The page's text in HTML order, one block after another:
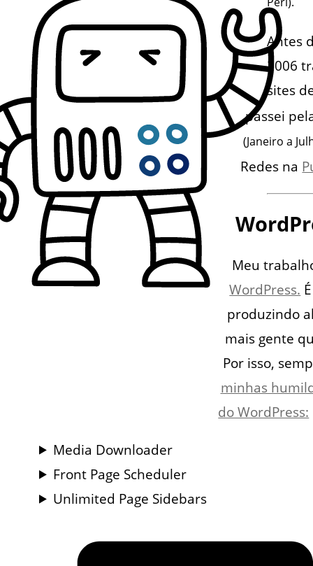
Antes
2006
sites
passei
(Janeiro a
Redes na
Meu
WordPress.
produzindo
mais gente
Por isso,
minhas
do WordPress:
Media Downloader
Front Page Scheduler
Unlimited Page Sidebars